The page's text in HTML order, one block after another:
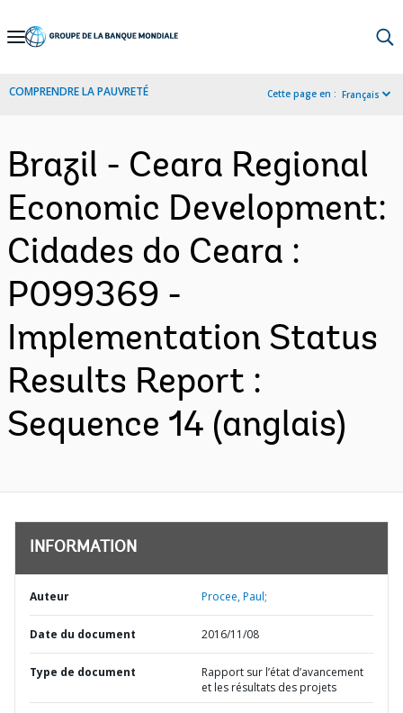
Skip
Navigation
COMPRENDRE LA PAUVRETÉ Cette page en : Français
Brazil - Ceara Regional
Economic Development:
Cidades do Ceara :
P099369 -
Implementation Status
Results Report :
Sequence 14 (anglais)
INFORMATION
Auteur Procee, Paul;
Date du document 2016/11/08
Type de document
Rapport sur l’état d’avancement
et les résultats des projets